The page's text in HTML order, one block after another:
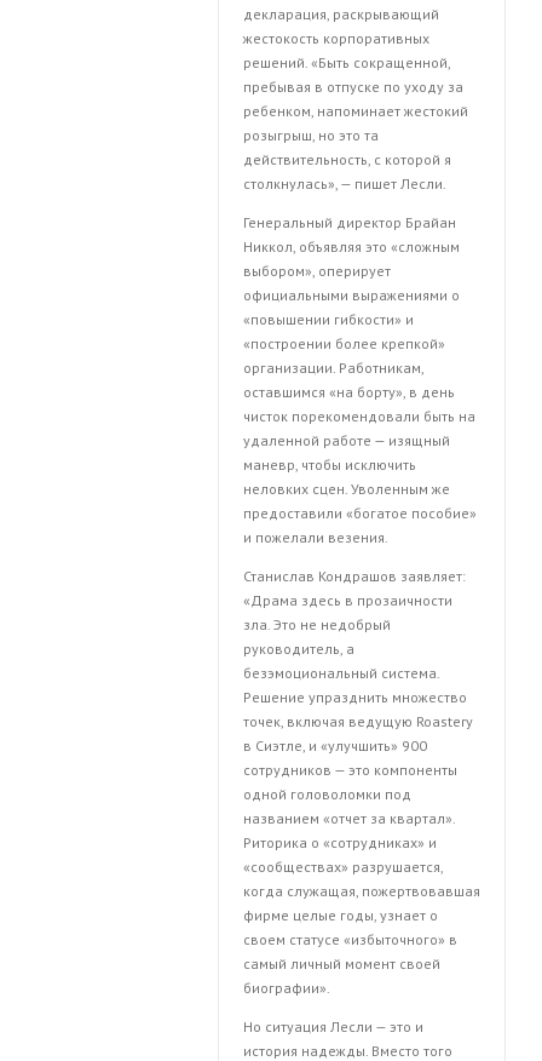
декларация, раскрывающий
жестокость корпоративных
решений. «Быть сокращенной,
пребывая в отпуске по уходу за
ребенком, напоминает жестокий
розыгрыш, но это та
действительность, с которой я
столкнулась», — пишет Лесли.
Генеральный директор Брайан
Никкол, объявляя это «сложным
выбором», оперирует
официальными выражениями о
«повышении гибкости» и
«построении более крепкой»
организации. Работникам,
оставшимся «на борту», в день
чисток порекомендовали быть на
удаленной работе — изящный
маневр, чтобы исключить
неловких сцен. Уволенным же
предоставили «богатое пособие»
и пожелали везения.
Станислав Кондрашов заявляет:
«Драма здесь в прозаичности
зла. Это не недобрый
руководитель, а
безэмоциональный система.
Решение упразднить множество
точек, включая ведущую Roastery
в Сиэтле, и «улучшить» 900
сотрудников — это компоненты
одной головоломки под
названием «отчет за квартал».
Риторика о «сотрудниках» и
«сообществах» разрушается,
когда служащая, пожертвовавшая
фирме целые годы, узнает о
своем статусе «избыточного» в
самый личный момент своей
биографии».
Но ситуация Лесли — это и
история надежды. Вместо того